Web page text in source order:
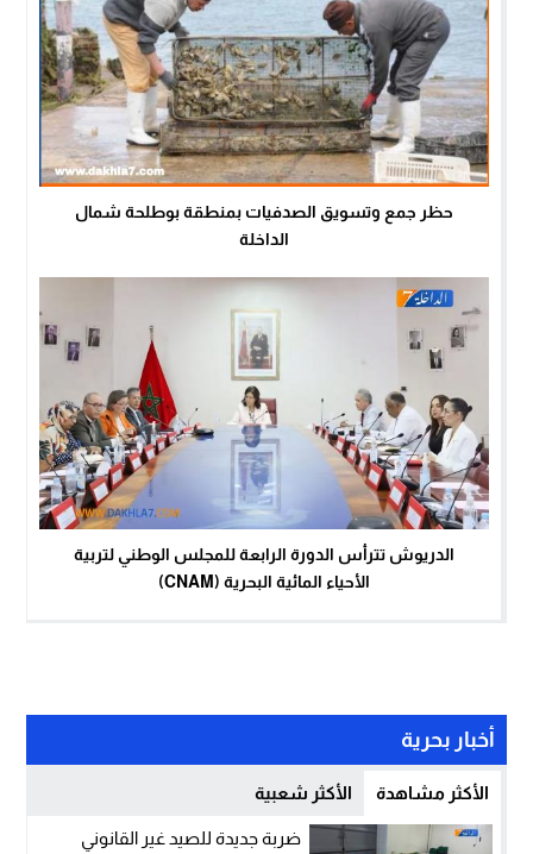
حظر جمع وتسويق الصدفيات بمنطقة بوطلحة شمال
الداخلة
الدريوش تترأس الدورة الرابعة للمجلس الوطني لتربية
الأحياء المائية البحرية (CNAM)
أخبار بحرية
الأكثر مشاهدة الأكثر شعبية
ضربة جديدة للصيد غير القانوني